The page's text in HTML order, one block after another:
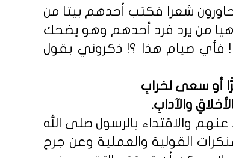
شعرا فكتب أحدهم بيتا من
من يرد فرد أحدهم وهو يضحك
! فأي صيام هذا ؟! ذكروني بقول
أو سعى لخرابِ
والآدابِ.
والاقتداء بالرسول صلى الله
القولية والعملية وعن جرح